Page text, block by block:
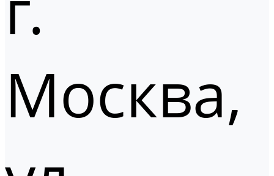
Москва,